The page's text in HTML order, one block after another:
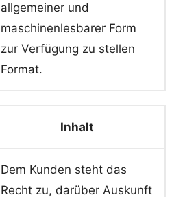
allgemeiner und
maschinenlesbarer Form
zur Verfügung zu stellen
Format.
Inhalt
Dem Kunden steht das
Recht zu, darüber Auskunft